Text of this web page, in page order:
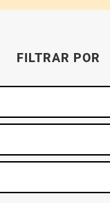
FILTRAR POR